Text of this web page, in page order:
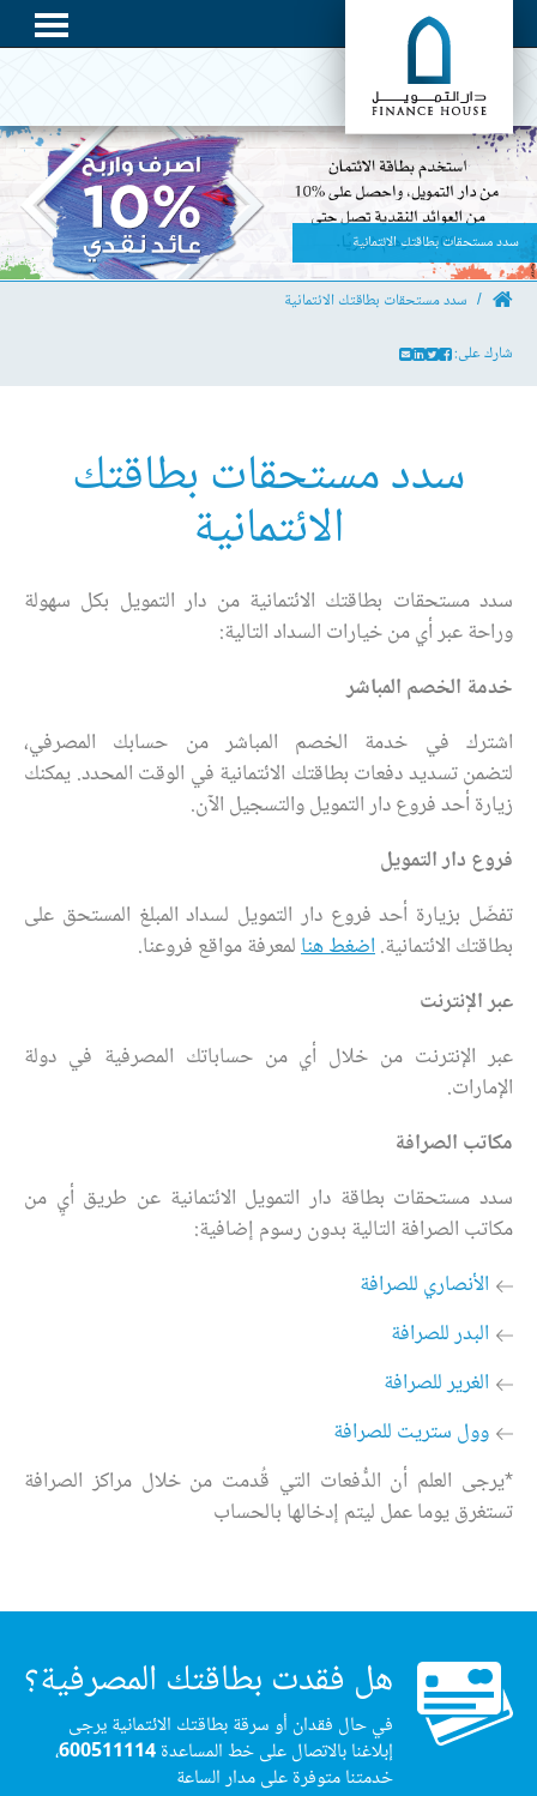
سدد مستحقات بطاقتك الائتمانية
سدد مستحقات بطاقتك الائتمانية
شارك على:
سدد مستحقات بطاقتك
الائتمانية
سدد مستحقات بطاقتك الائتمانية من دار التمويل بكل سهولة
وراحة عبر أي من خيارات السداد التالية:
خدمة الخصم المباشر
اشترك في خدمة الخصم المباشر من حسابك المصرفي،
لتضمن تسديد دفعات بطاقتك الائتمانية في الوقت المحدد. يمكنك
زيارة أحد فروع دار التمويل والتسجيل الآن.
فروع دار التمويل
تفضّل بزيارة أحد فروع دار التمويل لسداد المبلغ المستحق على
بطاقتك الائتمانية.اضغط هنا لمعرفة مواقع فروعنا.
عبر الإنترنت
عبر الإنترنت من خلال أي من حساباتك المصرفية في دولة
الإمارات.
مكاتب الصرافة
سدد مستحقات بطاقة دار التمويل الائتمانية عن طريق أيٍ من
مكاتب الصرافة التالية بدون رسوم إضافية:
الأنصاري للصرافة
البدر للصرافة
الغرير للصرافة
وول ستريت للصرافة
*يرجى العلم أن الدُّفعات التي قُدمت من خلال مراكز الصرافة
تستغرق يوما عمل ليتم إدخالها بالحساب
هل فقدت بطاقتك المصرفية؟
في حال فقدان أو سرقة بطاقتك الائتمانية يرجى
إبلاغنا بالاتصال على خط المساعدة600511114،
خدمتنا متوفرة على مدار الساعة